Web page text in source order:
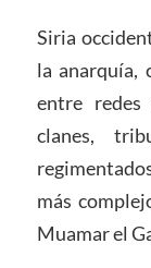
Siria
la anarquía,
entre
clanes,
más
Muamar el